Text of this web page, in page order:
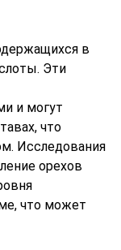
в
Эти
и могут
что
Исследования
орехов
что может